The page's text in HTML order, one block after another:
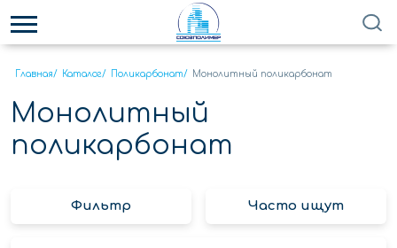
Главная/ Каталог/ Поликарбонат/ Монолитный поликарбонат
Монолитный
поликарбонат
Фильтр Часто ищут